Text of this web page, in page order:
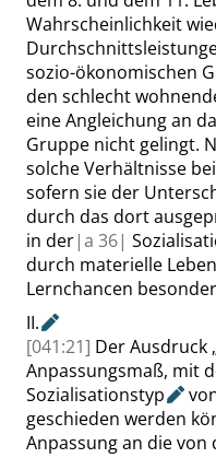
Wahrscheinlichkeit
sozio-ökonomischen
den schlecht
eine Angleichung an
Gruppe nicht gelingt.
solche Verhältnisse
sofern sie der
durch das dort aus
in der|a 36|
durch materielle
Lernchancen
II.
[041:21] Der Ausdruck
Anpassungsmaß, mit
Sozialisationstyp
geschieden werden
Anpassung an die